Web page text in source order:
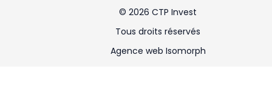
© 2026 CTP Invest
Tous droits réservés
Agence web Isomorph